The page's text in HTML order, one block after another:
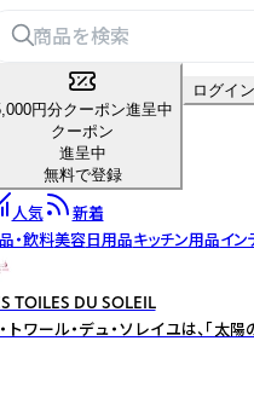
円分クーポン進呈中
クーポン
進呈中
無料で登録
ログイン
人気
新着
・飲料美容日用品キッチン用品イン
TOILES DU SOLEIL
トワール・デュ・ソレイユは、「